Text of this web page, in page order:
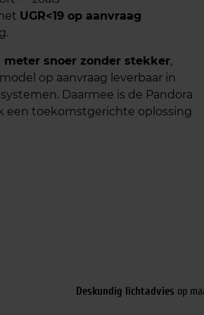
UGR<19 op aanvraag
meter snoer zonder stekker,
op aanvraag leverbaar in
Daarmee is de Pandora
een toekomstgerichte oplossing
Deskundig lichtadvies op